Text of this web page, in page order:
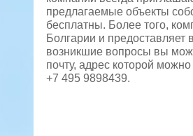
предлагаемые объекты
бесплатны. Более того,
Болгарии и предоставляет
возникшие вопросы вы
почту, адрес которой
+7 495 9898439.